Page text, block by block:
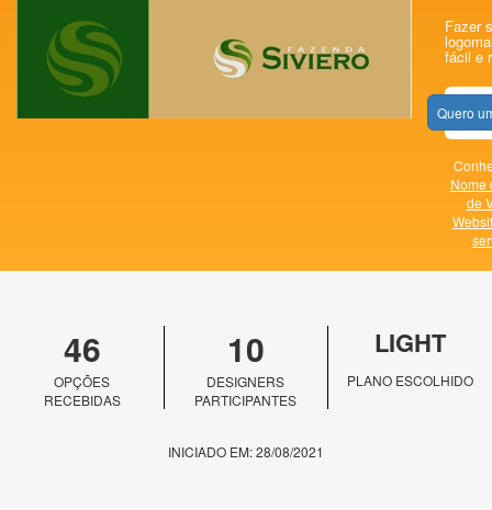
Fazer
fácil e
Quero
Nome
de
46
OPÇÕES
RECEBIDAS
10
DESIGNERS
PARTICIPANTES
LIGHT
PLANO ESCOLHIDO
INICIADO EM: 28/08/2021